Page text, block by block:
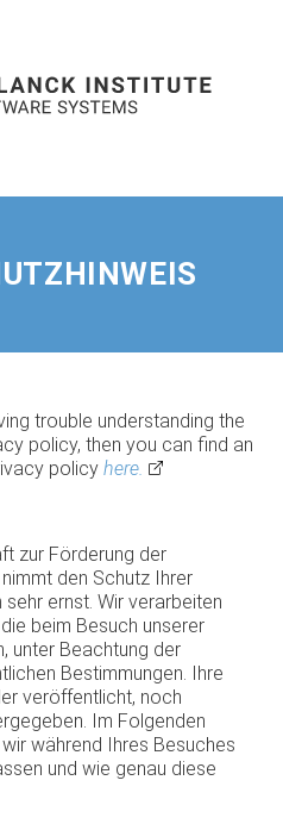
trouble understanding the
policy, then you can find an
policyhere.
zur Förderung der
den Schutz Ihrer
ernst. Wir verarbeiten
beim Besuch unserer
unter Beachtung der
Bestimmungen. Ihre
veröffentlicht, noch
Im Folgenden
während Ihres Besuches
und wie genau diese